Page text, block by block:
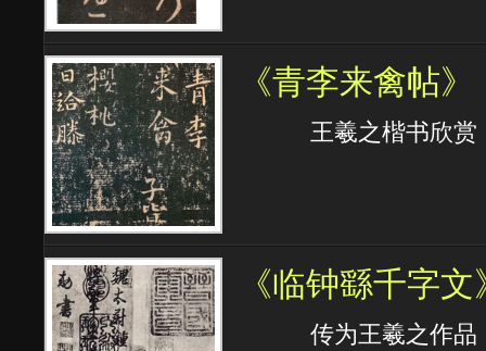
《青李来禽帖》
王羲之楷书欣赏
《临钟繇千字文
传为王羲之作品